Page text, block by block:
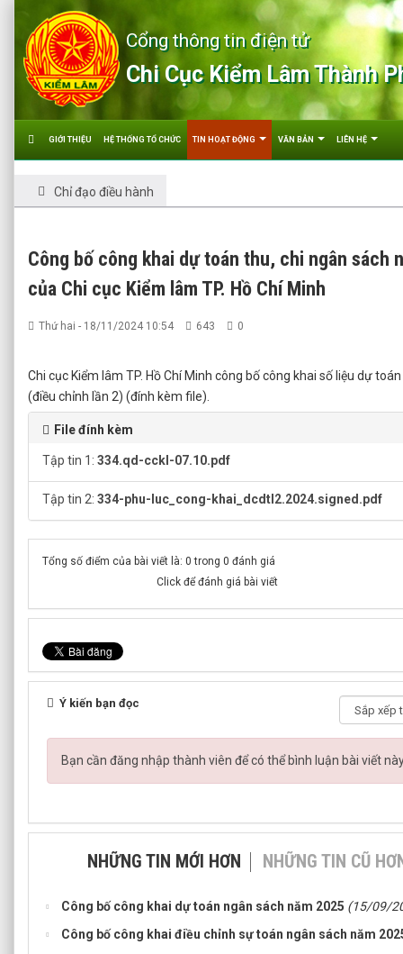
Cổng thông tin điện tử
Chi Cục Kiểm Lâm Thành
GIỚI THIỆU HỆ THỐNG TỔ CHỨC TIN HOẠT ĐỘNG VĂN BẢN LIÊN HỆ
Chỉ đạo điều hành
Công bố công khai dự toán thu, chi ngân sách
của Chi cục Kiểm lâm TP. Hồ Chí Minh
Thứ hai - 18/11/2024 10:54 643 0
Chi cục Kiểm lâm TP. Hồ Chí Minh công bố công khai số liệu dự
(điều chỉnh lần 2) (đính kèm file).
File đính kèm
Tập tin 1: 334.qd-cckl-07.10.pdf
Tập tin 2: 334-phu-luc_cong-khai_dcdtl2.2024.signed.pdf
Tổng số điểm của bài viết là: 0 trong 0 đánh giá
Click để đánh giá bài viết
Ý kiến bạn đọc
Bạn cần đăng nhập thành viên để có thể bình luận bài viết
NHỮNG TIN MỚI HƠN NHỮNG TIN CŨ
Công bố công khai dự toán ngân sách năm 2025 (15/09/
Công bố công khai điều chỉnh sự toán ngân sách năm